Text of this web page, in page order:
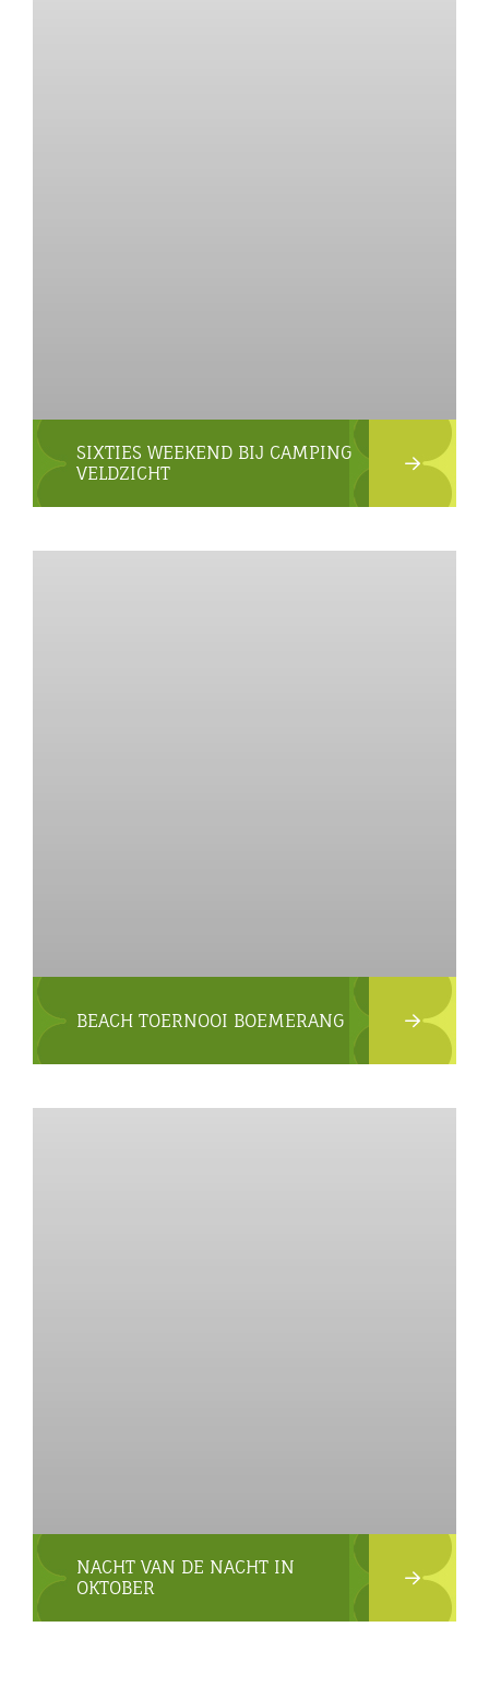
SIXTIES WEEKEND BIJ CAMPING
VELDZICHT
BEACH TOERNOOI BOEMERANG
NACHT VAN DE NACHT IN
OKTOBER